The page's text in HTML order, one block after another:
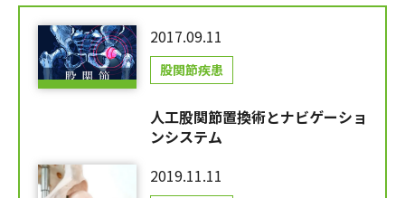
2017.09.11
股関節疾患
人工股関節置換術とナビゲーショ
ンシステム
2019.11.11